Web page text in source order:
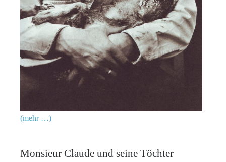
(mehr …)
Monsieur Claude und seine Töchter